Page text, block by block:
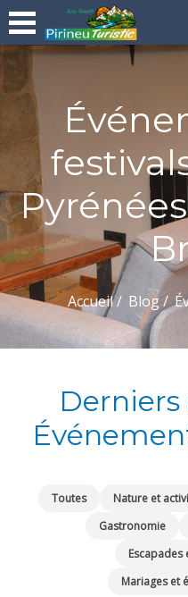
Accueil Blog
Toutes Nature et
Gastronomie
Escapades
Mariages et